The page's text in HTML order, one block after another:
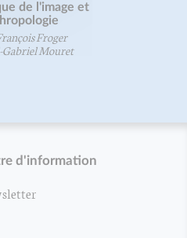
de l'image et
Froger
Mouret
d'information